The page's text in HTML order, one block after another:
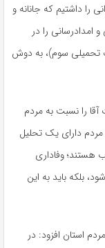
را داشتیم که جانانه و
را در
تحمیلی سوم)، به دوش
را نسبت به مردم
دارای یک تحلیل
هستند؛ وفاداری
بلکه باید به این
استان افزود: در